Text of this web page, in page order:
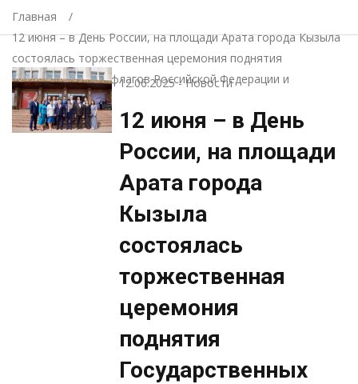
Главная
12 июня – в День России, на площади Арата города Кызыла
состоялась торжественная церемония поднятия
Государственных флагов Российской Федерации и
Республики Тыва
12.06.2025- Новости
12 июня – в День
России, на площади
Арата города
Кызыла
состоялась
торжественная
церемония
поднятия
Государственных